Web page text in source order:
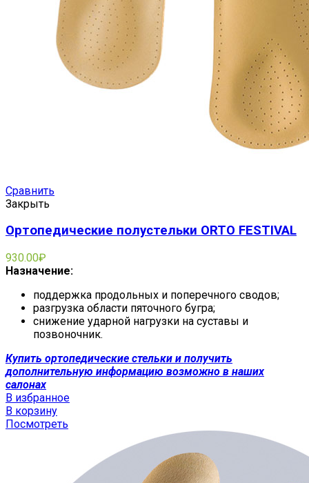
Сравнить
Закрыть
Ортопедические полустельки ORTO FESTIVAL
930.00₽
Назначение:
поддержка продольных и поперечного сводов;
разгрузка области пяточного бугра;
снижение ударной нагрузки на суставы и
позвоночник.
Купить ортопедические стельки и получить
дополнительную информацию возможно в наших
салонах
В избранное
В корзину
Посмотреть